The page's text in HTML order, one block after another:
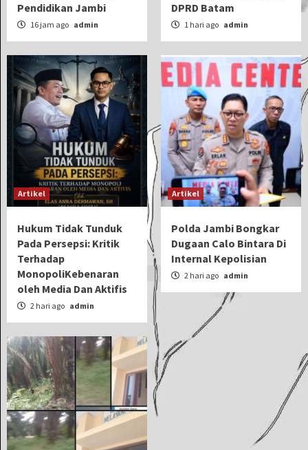
Pendidikan Jambi
16 jam ago admin
DPRD Batam
1 hari ago admin
Artikel
Hukum Tidak Tunduk
Pada Persepsi: Kritik
Terhadap
MonopoliKebenaran
oleh Media Dan Aktifis
2 hari ago admin
Artikel
Polda Jambi Bongkar
Dugaan Calo Bintara Di
Internal Kepolisian
2 hari ago admin